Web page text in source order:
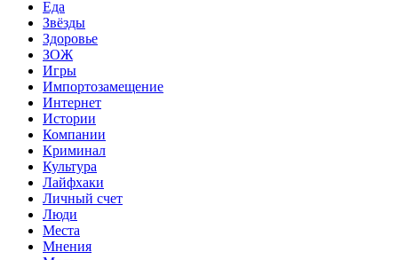
Еда
Звёзды
Здоровье
ЗОЖ
Игры
Импортозамещение
Интернет
Истории
Компании
Криминал
Культура
Лайфхаки
Личный счет
Люди
Места
Мнения